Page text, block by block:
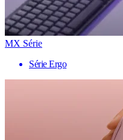
MX Série
Série Ergo